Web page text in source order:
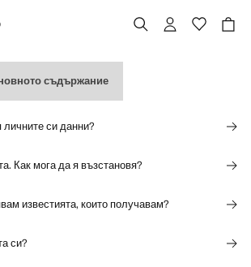
съдържание
ИЗВЕСТИЯ
си данни?
Как мога да я възстановя?
известията, които получавам?
си?